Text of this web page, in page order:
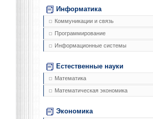
Информатика
Коммуникации и связь
Программирование
Информационные системы
Естественные науки
Математика
Математическая экономика
Экономика